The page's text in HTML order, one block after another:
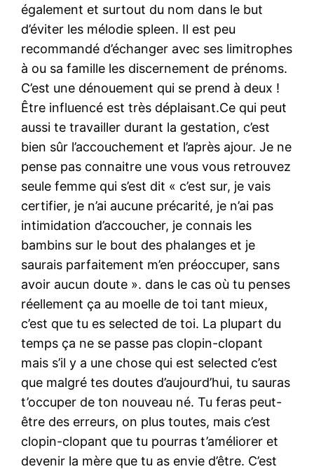
également et surtout du nom dans le but
d’éviter les mélodie spleen. Il est peu
recommandé d’échanger avec ses limitrophes
à ou sa famille les discernement de prénoms.
C’est une dénouement qui se prend à deux !
Être influencé est très déplaisant.Ce qui peut
aussi te travailler durant la gestation, c’est
bien sûr l’accouchement et l’après ajour. Je ne
pense pas connaitre une vous vous retrouvez
seule femme qui s’est dit « c’est sur, je vais
certifier, je n’ai aucune précarité, je n’ai pas
intimidation d’accoucher, je connais les
bambins sur le bout des phalanges et je
saurais parfaitement m’en préoccuper, sans
avoir aucun doute ». dans le cas où tu penses
réellement ça au moelle de toi tant mieux,
c’est que tu es selected de toi. La plupart du
temps ça ne se passe pas clopin-clopant
mais s’il y a une chose qui est selected c’est
que malgré tes doutes d’aujourd’hui, tu sauras
t’occuper de ton nouveau né. Tu feras peut-
être des erreurs, on plus toutes, mais c’est
clopin-clopant que tu pourras t’améliorer et
devenir la mère que tu as envie d’être. C’est